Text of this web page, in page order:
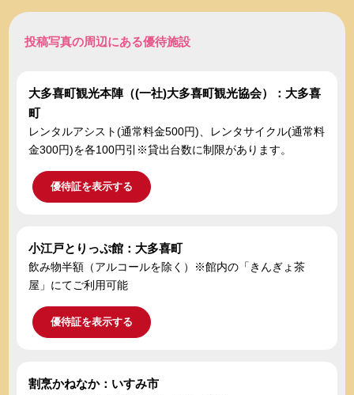
投稿写真の周辺にある優待施設
大多喜町観光本陣（(一社)大多喜町観光協会）：大多喜
町
レンタルアシスト(通常料金500円)、レンタサイクル(通常料
金300円)を各100円引※貸出台数に制限があります。
優待証を表示する
小江戸とりっぷ館：大多喜町
飲み物半額（アルコールを除く）※館内の「きんぎょ茶
屋」にてご利用可能
優待証を表示する
割烹かねなか：いすみ市